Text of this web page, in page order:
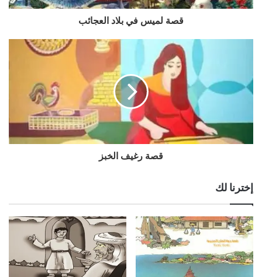
قصة لميس في بلاد العجائب
قصة رغيف الخبز
إخترنا لك